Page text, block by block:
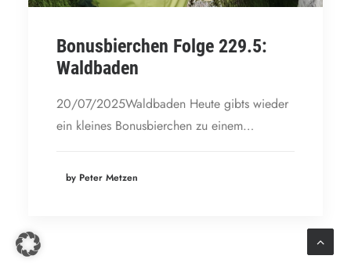
Bonusbierchen Folge 229.5:
Waldbaden
20/07/2025Waldbaden Heute gibts wieder
ein kleines Bonusbierchen zu einem…
by Peter Metzen